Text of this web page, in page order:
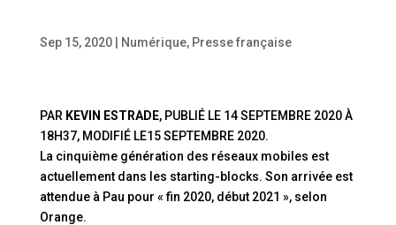
Sep 15, 2020| Numérique, Presse française
PAR KEVIN ESTRADE, PUBLIÉ LE 14 SEPTEMBRE 2020 À
18H37, MODIFIÉ LE15 SEPTEMBRE 2020.
La cinquième génération des réseaux mobiles est
actuellement dans les starting-blocks. Son arrivée est
attendue à Pau pour « fin 2020, début 2021 », selon
Orange.